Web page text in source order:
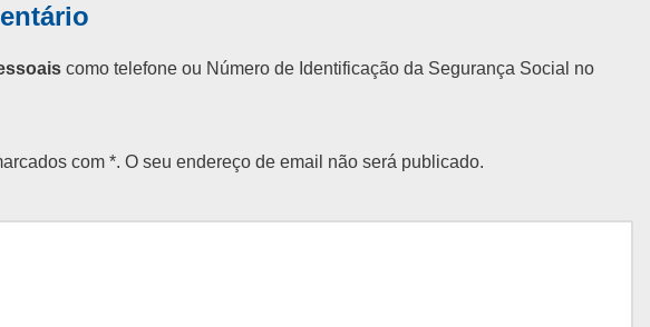
como telefone ou Número de Identificação da Segurança Social no
com *. O seu endereço de email não será publicado.